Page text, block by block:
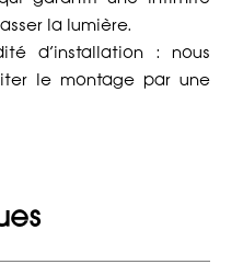
la lumière.
d’installation : nous
le montage par une